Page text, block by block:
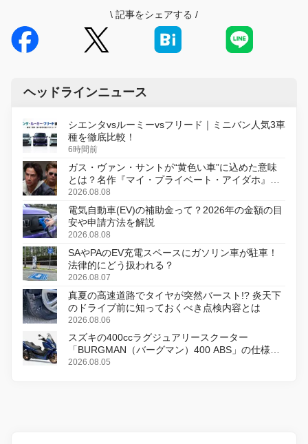
\ 記事をシェアする /
ヘッドラインニュース
シエンタvsルーミーvsフリード｜ミニバン人気3車
種を徹底比較！
6時間前
ガス・ヴァン・サントが“黄色い車”に込めた意味
とは？名作『マイ・プライベート・アイダホ』が
初のデジタルリマスター版で復活
2026.08.08
電気自動車(EV)の補助金って？2026年の金額の目
安や申請方法を解説
2026.08.08
SAやPAのEV充電スペースにガソリン車が駐車！
法律的にどう扱われる？
2026.08.07
真夏の高速道路でタイヤが突然バースト!? 炎天下
のドライブ前に知っておくべき点検内容とは
2026.08.06
スズキの400ccラグジュアリースクーター
「BURGMAN（バーグマン）400 ABS」の仕様を
変更し、8月18日に発売
2026.08.05